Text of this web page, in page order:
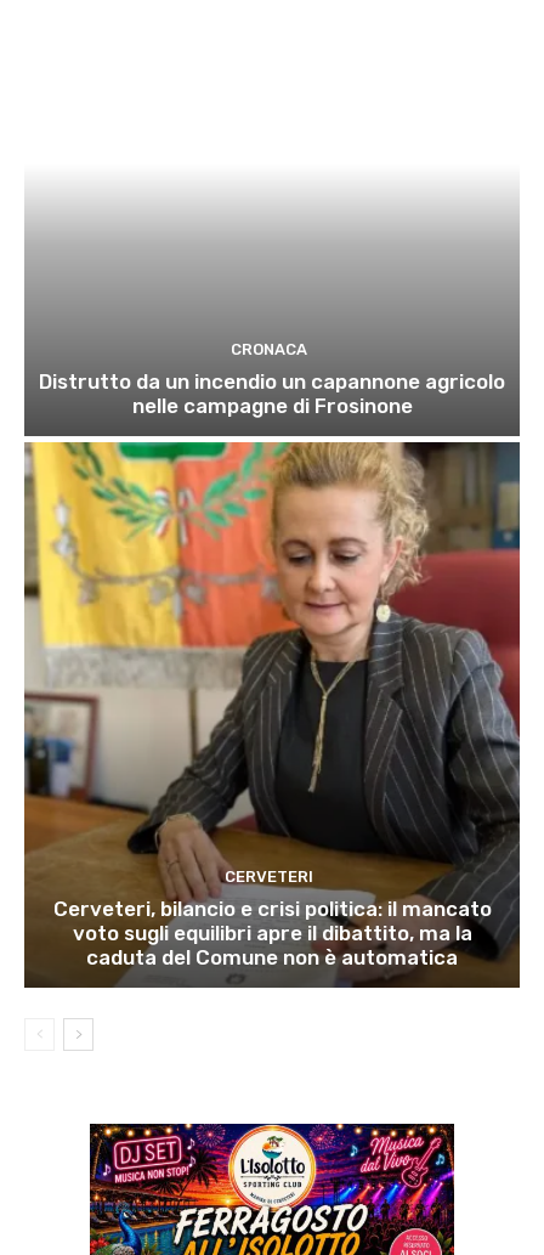
CRONACA
Distrutto da un incendio un capannone agricolo
nelle campagne di Frosinone
CERVETERI
Cerveteri, bilancio e crisi politica: il mancato
voto sugli equilibri apre il dibattito, ma la
caduta del Comune non è automatica